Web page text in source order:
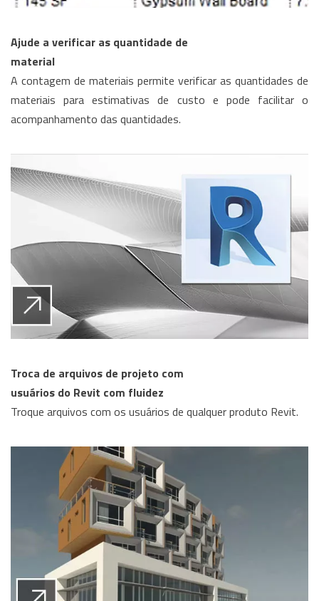
Ajude a verificar as quantidade de
material
A contagem de materiais permite verificar as quantidades de
materiais para estimativas de custo e pode facilitar o
acompanhamento das quantidades.
Troca de arquivos de projeto com
usuários do Revit com fluidez
Troque arquivos com os usuários de qualquer produto Revit.